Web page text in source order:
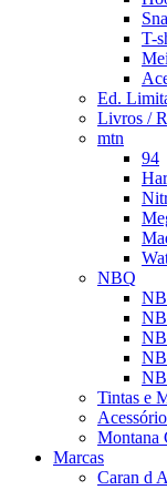
T-
Ed.
Livros /
mtn
94
NBQ
Tintas e
Montana
Marcas
Caran d